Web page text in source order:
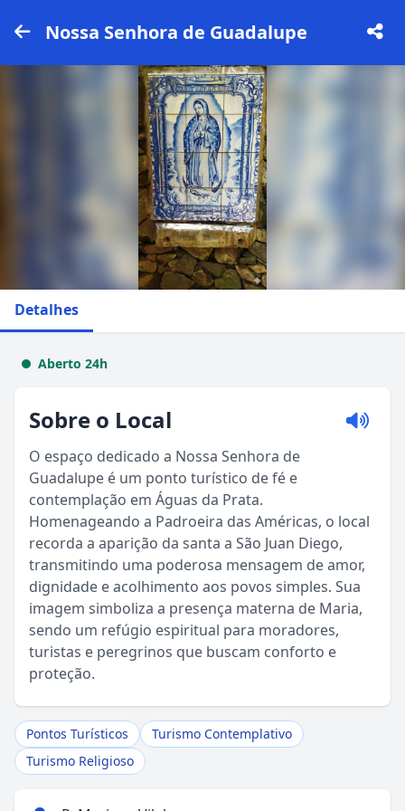
Nossa Senhora de Guadalupe
Detalhes
Aberto 24h
Sobre o Local
O espaço dedicado a Nossa Senhora de
Guadalupe é um ponto turístico de fé e
contemplação em Águas da Prata.
Homenageando a Padroeira das Américas, o local
recorda a aparição da santa a São Juan Diego,
transmitindo uma poderosa mensagem de amor,
dignidade e acolhimento aos povos simples. Sua
imagem simboliza a presença materna de Maria,
sendo um refúgio espiritual para moradores,
turistas e peregrinos que buscam conforto e
proteção.
Pontos Turísticos
Turismo Contemplativo
Turismo Religioso
Sou Turista em Águas da Prata
Sou Morador